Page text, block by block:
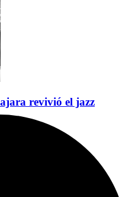
revivió el jazz